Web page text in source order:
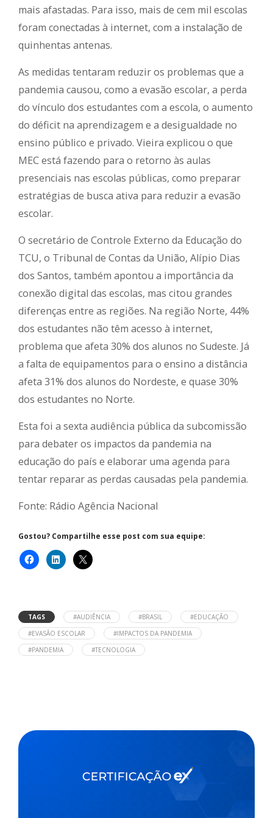
mais afastadas. Para isso, mais de cem mil escolas
foram conectadas à internet, com a instalação de
quinhentas antenas.
As medidas tentaram reduzir os problemas que a
pandemia causou, como a evasão escolar, a perda
do vínculo dos estudantes com a escola, o aumento
do déficit na aprendizagem e a desigualdade no
ensino público e privado. Vieira explicou o que
MEC está fazendo para o retorno às aulas
presenciais nas escolas públicas, como preparar
estratégias de busca ativa para reduzir a evasão
escolar.
O secretário de Controle Externo da Educação do
TCU, o Tribunal de Contas da União, Alípio Dias
dos Santos, também apontou a importância da
conexão digital das escolas, mas citou grandes
diferenças entre as regiões. Na região Norte, 44%
dos estudantes não têm acesso à internet,
problema que afeta 30% dos alunos no Sudeste. Já
a falta de equipamentos para o ensino a distância
afeta 31% dos alunos do Nordeste, e quase 30%
dos estudantes no Norte.
Esta foi a sexta audiência pública da subcomissão
para debater os impactos da pandemia na
educação do país e elaborar uma agenda para
tentar reparar as perdas causadas pela pandemia.
Fonte: Rádio Agência Nacional
Gostou? Compartilhe esse post com sua equipe:
TAGS #AUDIÊNCIA #BRASIL
#EDUCAÇÃO
#EVASÃO ESCOLAR
#IMPACTOS DA PANDEMIA
#PANDEMIA
#TECNOLOGIA